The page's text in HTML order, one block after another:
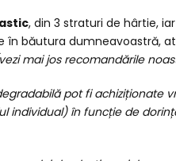
, din 3 straturi de hârtie,
în băutura dumneavoastră,
mai jos recomandările
pot fi achiziționate
individual) în funcție de